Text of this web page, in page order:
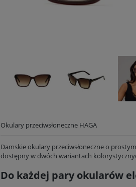
Okulary przeciwsłoneczne HAGA
Damskie okulary przeciwsłoneczne o
dostępny w dwóch wariantach
Do każdej pary okularów